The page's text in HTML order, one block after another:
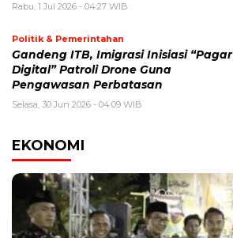
Rabu, 1 Jul 2026 - 04:27 WIB
Politik & Pemerintahan
Gandeng ITB, Imigrasi Inisiasi “Pagar
Digital” Patroli Drone Guna
Pengawasan Perbatasan
Selasa, 30 Jun 2026 - 04:09 WIB
EKONOMI